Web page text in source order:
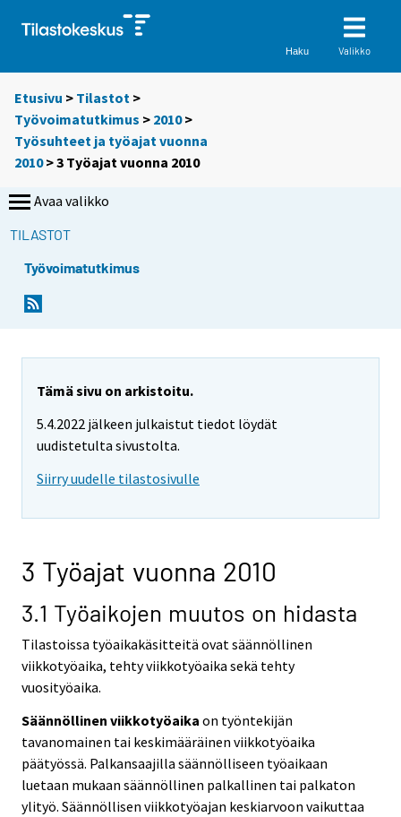
Haku Valikko
Etusivu > Tilastot >
Työvoimatutkimus > 2010>
Työsuhteet ja työajat vuonna
2010> 3 Työajat vuonna 2010
Avaa valikko
TILASTOT
Työvoimatutkimus
Tämä sivu on arkistoitu.
5.4.2022 jälkeen julkaistut tiedot löydät
uudistetulta sivustolta.
Siirry uudelle tilastosivulle
3 Työajat vuonna 2010
3.1 Työaikojen muutos on hidasta
Tilastoissa työaikakäsitteitä ovat säännöllinen
viikkotyöaika, tehty viikkotyöaika sekä tehty
vuosityöaika.
Säännöllinen viikkotyöaika on työntekijän
tavanomainen tai keskimääräinen viikkotyöaika
päätyössä. Palkansaajilla säännölliseen työaikaan
luetaan mukaan säännöllinen palkallinen tai palkaton
ylityö. Säännöllisen viikkotyöajan keskiarvoon vaikuttaa